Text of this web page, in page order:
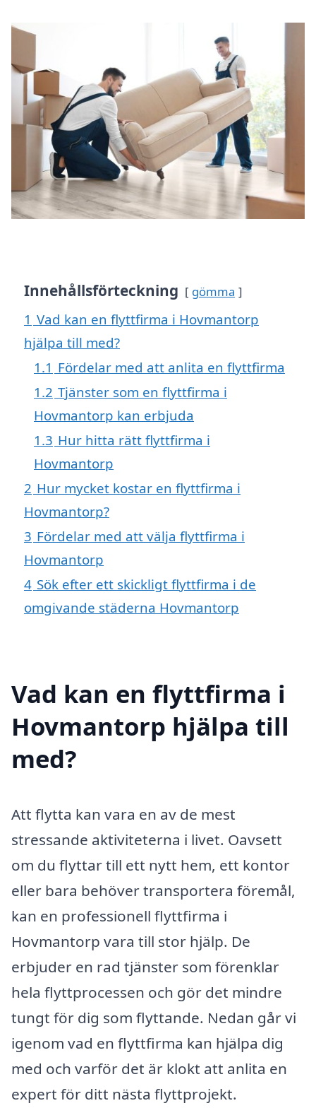
Innehållsförteckning gömma
1 Vad kan en flyttfirma i Hovmantorp
hjälpa till med?
1.1 Fördelar med att anlita en flyttfirma
1.2 Tjänster som en flyttfirma i
Hovmantorp kan erbjuda
1.3 Hur hitta rätt flyttfirma i
Hovmantorp
2 Hur mycket kostar en flyttfirma i
Hovmantorp?
3 Fördelar med att välja flyttfirma i
Hovmantorp
4 Sök efter ett skickligt flyttfirma i de
omgivande städerna Hovmantorp
Vad kan en flyttfirma i
Hovmantorp hjälpa till
med?
Att flytta kan vara en av de mest
stressande aktiviteterna i livet. Oavsett
om du flyttar till ett nytt hem, ett kontor
eller bara behöver transportera föremål,
kan en professionell flyttfirma i
Hovmantorp vara till stor hjälp. De
erbjuder en rad tjänster som förenklar
hela flyttprocessen och gör det mindre
tungt för dig som flyttande. Nedan går vi
igenom vad en flyttfirma kan hjälpa dig
med och varför det är klokt att anlita en
expert för ditt nästa flyttprojekt.